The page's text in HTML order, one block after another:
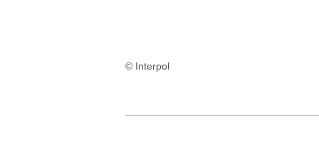
© Interpol